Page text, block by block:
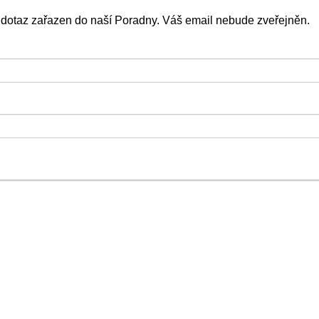
zařazen do naší Poradny. Váš email nebude zveřejněn.